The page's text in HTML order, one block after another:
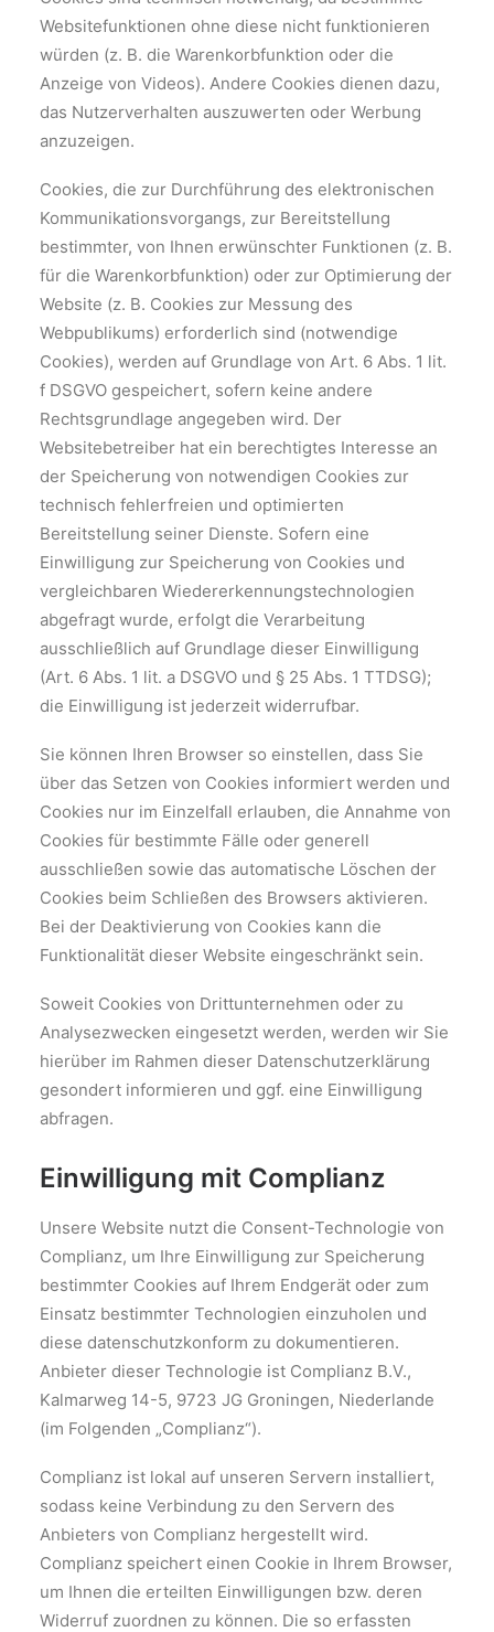
Websitefunktionen ohne diese nicht funktionieren
würden (z. B. die Warenkorbfunktion oder die
Anzeige von Videos). Andere Cookies dienen dazu,
das Nutzerverhalten auszuwerten oder Werbung
anzuzeigen.
Cookies, die zur Durchführung des elektronischen
Kommunikationsvorgangs, zur Bereitstellung
bestimmter, von Ihnen erwünschter Funktionen (z. B.
für die Warenkorbfunktion) oder zur Optimierung der
Website (z. B. Cookies zur Messung des
Webpublikums) erforderlich sind (notwendige
Cookies), werden auf Grundlage von Art. 6 Abs. 1 lit.
f DSGVO gespeichert, sofern keine andere
Rechtsgrundlage angegeben wird. Der
Websitebetreiber hat ein berechtigtes Interesse an
der Speicherung von notwendigen Cookies zur
technisch fehlerfreien und optimierten
Bereitstellung seiner Dienste. Sofern eine
Einwilligung zur Speicherung von Cookies und
vergleichbaren Wiedererkennungstechnologien
abgefragt wurde, erfolgt die Verarbeitung
ausschließlich auf Grundlage dieser Einwilligung
(Art. 6 Abs. 1 lit. a DSGVO und § 25 Abs. 1 TTDSG);
die Einwilligung ist jederzeit widerrufbar.
Sie können Ihren Browser so einstellen, dass Sie
über das Setzen von Cookies informiert werden und
Cookies nur im Einzelfall erlauben, die Annahme von
Cookies für bestimmte Fälle oder generell
ausschließen sowie das automatische Löschen der
Cookies beim Schließen des Browsers aktivieren.
Bei der Deaktivierung von Cookies kann die
Funktionalität dieser Website eingeschränkt sein.
Soweit Cookies von Drittunternehmen oder zu
Analysezwecken eingesetzt werden, werden wir Sie
hierüber im Rahmen dieser Datenschutzerklärung
gesondert informieren und ggf. eine Einwilligung
abfragen.
Einwilligung mit Complianz
Unsere Website nutzt die Consent-Technologie von
Complianz, um Ihre Einwilligung zur Speicherung
bestimmter Cookies auf Ihrem Endgerät oder zum
Einsatz bestimmter Technologien einzuholen und
diese datenschutzkonform zu dokumentieren.
Anbieter dieser Technologie ist Complianz B.V.,
Kalmarweg 14-5, 9723 JG Groningen, Niederlande
(im Folgenden „Complianz“).
Complianz ist lokal auf unseren Servern installiert,
sodass keine Verbindung zu den Servern des
Anbieters von Complianz hergestellt wird.
Complianz speichert einen Cookie in Ihrem Browser,
um Ihnen die erteilten Einwilligungen bzw. deren
Widerruf zuordnen zu können. Die so erfassten